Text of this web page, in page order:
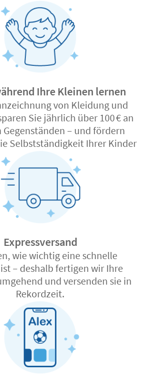
Ihre Kleinen lernen
von Kleidung und
Sie jährlich über 100 € an
– und fördern
Selbstständigkeit Ihrer Kinder
Expressversand
wie wichtig eine schnelle
– deshalb fertigen wir Ihre
und versenden sie in
Rekordzeit.